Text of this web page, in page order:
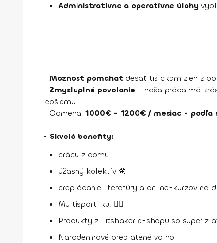
Administratívne a operatívne úlohy
- Možnosť pomáhať desať tisíckam žien z
- Zmysluplné povolanie - naša práca má
lepšiemu.
- Odmena: 1000€ - 1200€ / mesiac - podľa
- Skvelé benefity:
prácu z domu
úžasný kolektív 🌼
preplácanie literatúry a online-kurzov na
Multisport-ku, 🏋️‍♀️
Produkty z Fitshaker e-shopu so super
Narodeninové preplatené voľno